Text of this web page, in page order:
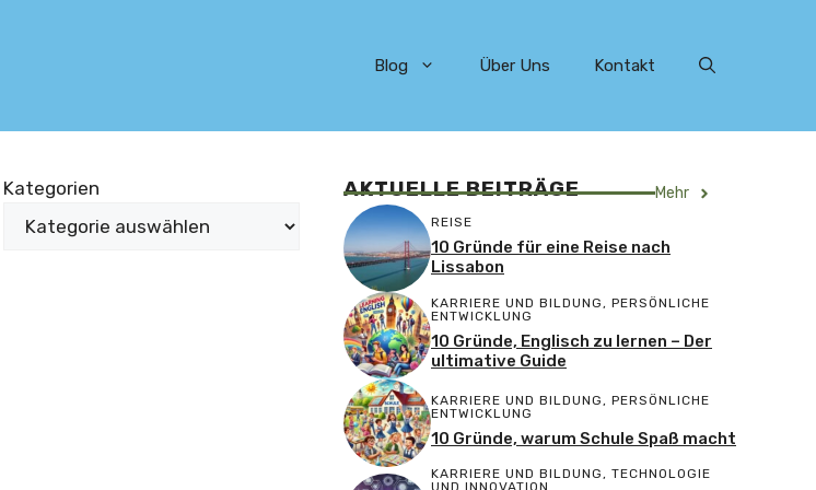
Blog Über Uns Kontakt
Kategorien AKTUELLE BEITRÄGE Mehr
REISE
10 Gründe für eine Reise nach
Lissabon
KARRIERE UND BILDUNG , PERSÖNLICHE
ENTWICKLUNG
10 Gründe, Englisch zu lernen – Der
ultimative Guide
KARRIERE UND BILDUNG , PERSÖNLICHE
ENTWICKLUNG
10 Gründe, warum Schule Spaß macht
KARRIERE UND BILDUNG, TECHNOLOGIE
UND INNOVATION